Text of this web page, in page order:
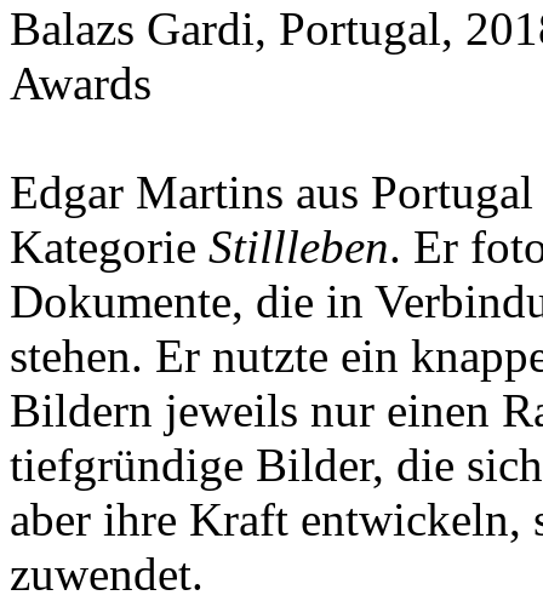
Balazs Gardi, Portugal,
Awards
Edgar Martins aus
Kategorie Stillleben. Er
Dokumente, die in
stehen. Er nutzte ein
Bildern jeweils nur einen
tiefgründige Bilder, die
aber ihre Kraft entwickeln,
zuwendet.